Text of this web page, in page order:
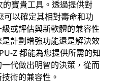
的寶貴工具。透過提供對
可以確定其相對壽命和功
或評估與新軟體的兼容性
計劃增強功能還是解決效
Z 都能為您提供所需的知
代做出明智的決策，從而
術的兼容性。